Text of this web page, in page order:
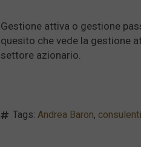
Gestione attiva o gestione
quesito che vede la gestione
settore azionario.
Tags: Andrea Baron,